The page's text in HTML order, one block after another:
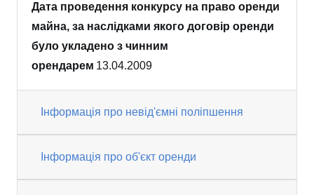
Дата проведення конкурсу на право оренди
майна, за наслідками якого договір оренди
було укладено з чинним
орендарем 13.04.2009
Інформація про невід'ємні поліпшення
Інформація про об'єкт оренди